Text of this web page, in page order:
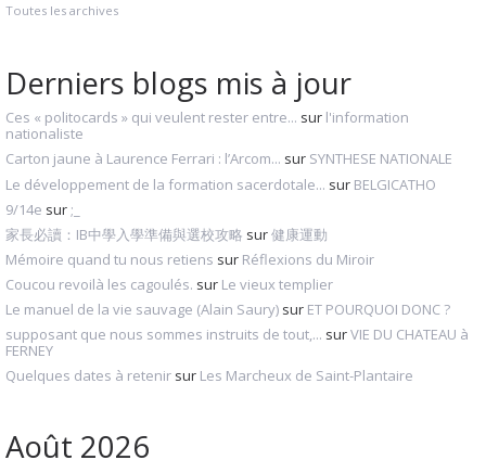
Toutes les archives
Derniers blogs mis à jour
Ces « politocards » qui veulent rester entre... sur l'information
nationaliste
Carton jaune à Laurence Ferrari : l’Arcom... sur SYNTHESE NATIONALE
Le développement de la formation sacerdotale... sur BELGICATHO
9/14e sur ;_
家長必讀：IB中學入學準備與選校攻略 sur健康運動
Mémoire quand tu nous retiens sur Réflexions du Miroir
Coucou revoilà les cagoulés. sur Le vieux templier
Le manuel de la vie sauvage (Alain Saury) sur ET POURQUOI DONC ?
supposant que nous sommes instruits de tout,... surVIE DU CHATEAU à
FERNEY
Quelques dates à retenir sur Les Marcheux de Saint-Plantaire
Août 2026